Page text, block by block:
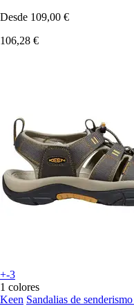
Desde 109,00 €
106,28 €
+-3
1 colores
Keen Sandalias de